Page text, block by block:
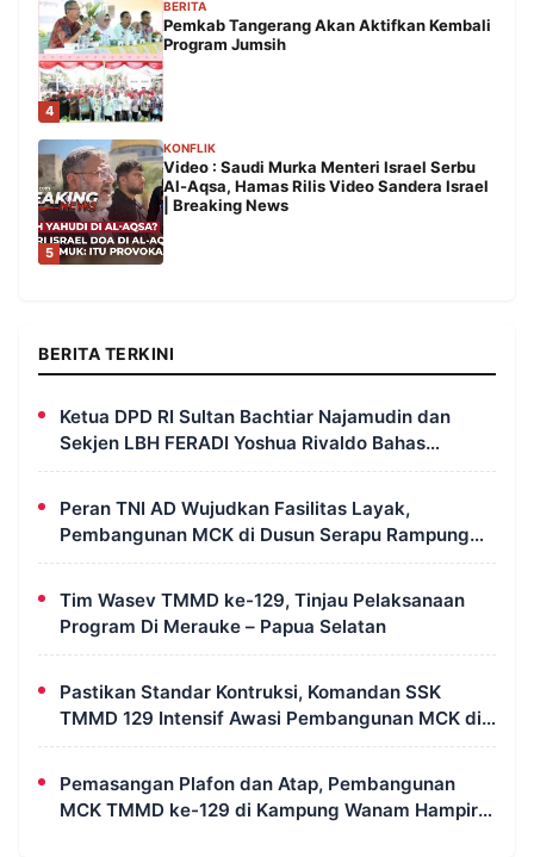
4
BERITA
Pemkab Tangerang Akan Aktifkan Kembali
Program Jumsih
5
KONFLIK
Video : Saudi Murka Menteri Israel Serbu
Al-Aqsa, Hamas Rilis Video Sandera Israel
| Breaking News
BERITA TERKINI
Ketua DPD RI Sultan Bachtiar Najamudin dan
Sekjen LBH FERADI Yoshua Rivaldo Bahas
Geopolitik dan Supremasi Hukum
Peran TNI AD Wujudkan Fasilitas Layak,
Pembangunan MCK di Dusun Serapu Rampung
Dikerjakan
Tim Wasev TMMD ke-129, Tinjau Pelaksanaan
Program Di Merauke – Papua Selatan
Pastikan Standar Kontruksi, Komandan SSK
TMMD 129 Intensif Awasi Pembangunan MCK di
Wanam
Pemasangan Plafon dan Atap, Pembangunan
MCK TMMD ke-129 di Kampung Wanam Hampir